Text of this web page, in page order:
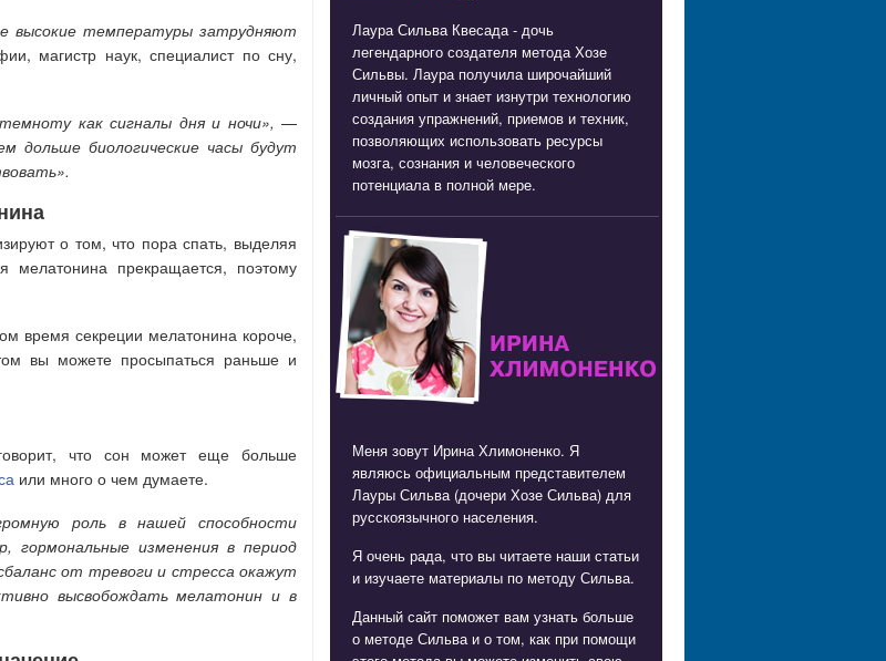
высокие температуры затрудняют
магистр наук, специалист по сну,
как сигналы дня и ночи», —
биологические часы будут
о том, что пора спать, выделяя
мелатонина прекращается, поэтому
время секреции мелатонина короче,
вы можете просыпаться раньше и
что сон может еще больше
или много о чем думаете.
роль в нашей способности
гормональные изменения в период
от тревоги и стресса окажут
высвобождать мелатонин и в
Лаура Сильва Квесада - дочь
легендарного создателя метода Хозе
Сильвы. Лаура получила широчайший
личный опыт и знает изнутри технологию
создания упражнений, приемов и техник,
позволяющих использовать ресурсы
мозга, сознания и человеческого
потенциала в полной мере.
Меня зовут Ирина Хлимоненко. Я
являюсь официальным представителем
Лауры Сильва (дочери Хозе Сильва) для
русскоязычного населения.
Я очень рада, что вы читаете наши статьи
и изучаете материалы по методу Сильва.
Данный сайт поможет вам узнать больше
о методе Сильва и о том, как при помощи